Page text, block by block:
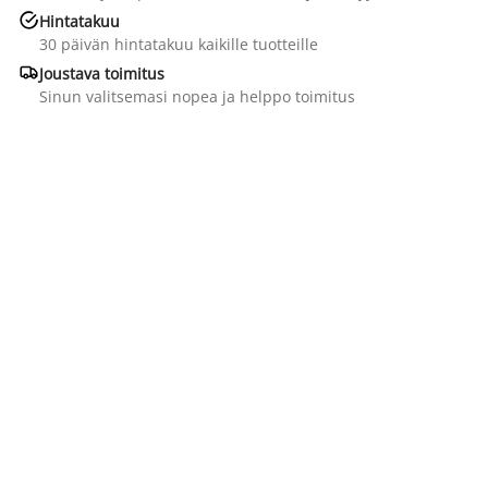
Hintatakuu
30 päivän hintatakuu kaikille tuotteille
Joustava toimitus
Sinun valitsemasi nopea ja helppo toimitus